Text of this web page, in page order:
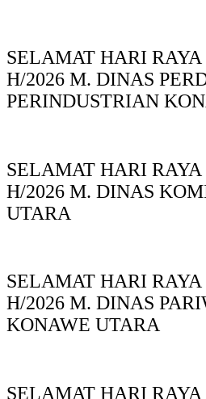
SELAMAT HARI
H/2026 M. DINAS
PERINDUSTRIAN
SELAMAT HARI
H/2026 M. DINAS
UTARA
SELAMAT HARI
H/2026 M. DINAS
KONAWE UTARA
SELAMAT HARI